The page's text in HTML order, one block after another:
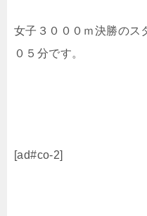
女子３０００ｍ決勝のス
０５分です。
[ad#co-2]